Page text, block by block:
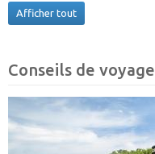
Afficher tout
Conseils de